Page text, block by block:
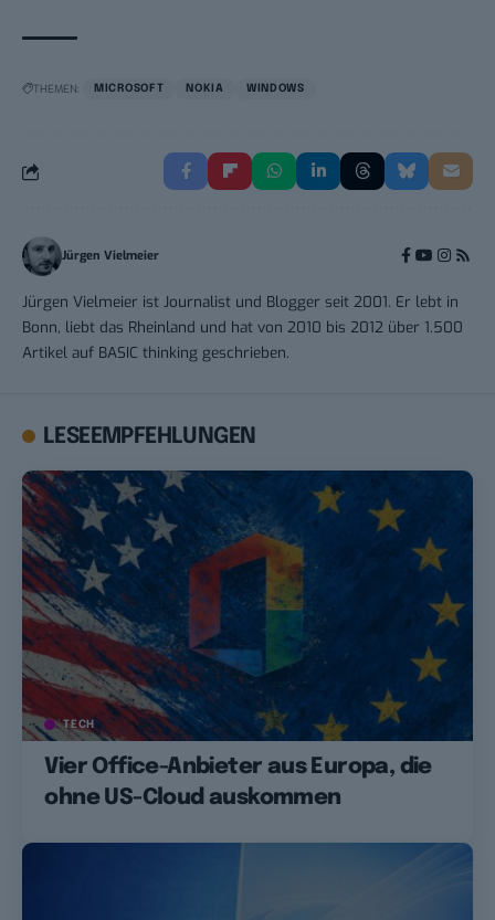
THEMEN: MICROSOFT NOKIA WINDOWS
Jürgen Vielmeier
Jürgen Vielmeier ist Journalist und Blogger seit 2001. Er lebt in
Bonn, liebt das Rheinland und hat von 2010 bis 2012 über 1.500
Artikel auf BASIC thinking geschrieben.
LESEEMPFEHLUNGEN
TECH
Vier Office-Anbieter aus Europa, die
ohne US-Cloud auskommen